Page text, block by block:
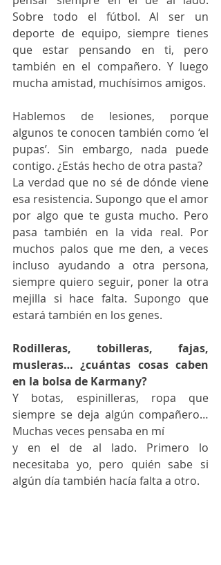
Sobre todo el fútbol. Al ser un
deporte de equipo, siempre tienes
que estar pensando en ti, pero
también en el compañero. Y luego
mucha amistad, muchísimos amigos.
Hablemos de lesiones, porque
algunos te conocen también como ‘el
pupas’. Sin embargo, nada puede
contigo. ¿Estás hecho de otra pasta?
La verdad que no sé de dónde viene
esa resistencia. Supongo que el amor
por algo que te gusta mucho. Pero
pasa también en la vida real. Por
muchos palos que me den, a veces
incluso ayudando a otra persona,
siempre quiero seguir, poner la otra
mejilla si hace falta. Supongo que
estará también en los genes.
Rodilleras, tobilleras, fajas,
musleras… ¿cuántas cosas caben
en la bolsa de Karmany?
Y botas, espinilleras, ropa que
siempre se deja algún compañero…
Muchas veces pensaba en mí
y en el de al lado. Primero lo
necesitaba yo, pero quién sabe si
algún día también hacía falta a otro.